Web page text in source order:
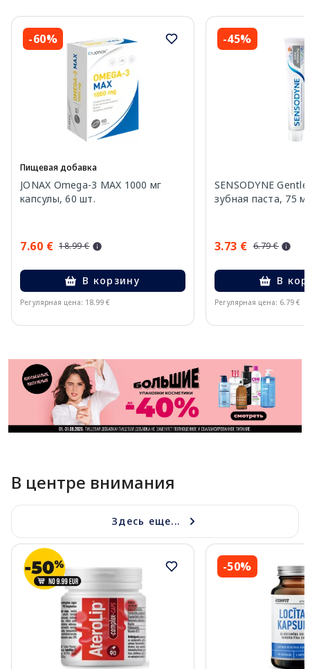
-60%
Пищевая добавка
JONAX Omega-3 MAX 1000 мг
капсулы, 60 шт.
7.60 € 18.99 €
В корзину
Регулярная цена: 18.99 €
-45%
SENSODYNE
зубная паста, 75
3.73 € 6.79 €
В
Регулярная цена: 6.79 €
В центре внимания
Здесь еще...
-50%